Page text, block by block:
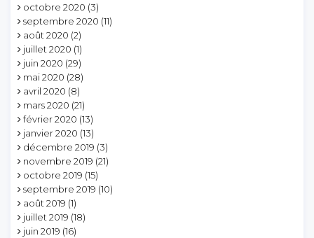
octobre 2020 (3)
septembre 2020 (11)
août 2020 (2)
juillet 2020 (1)
juin 2020 (29)
mai 2020 (28)
avril 2020 (8)
mars 2020 (21)
février 2020 (13)
janvier 2020 (13)
décembre 2019 (3)
novembre 2019 (21)
octobre 2019 (15)
septembre 2019 (10)
août 2019 (1)
juillet 2019 (18)
juin 2019 (16)